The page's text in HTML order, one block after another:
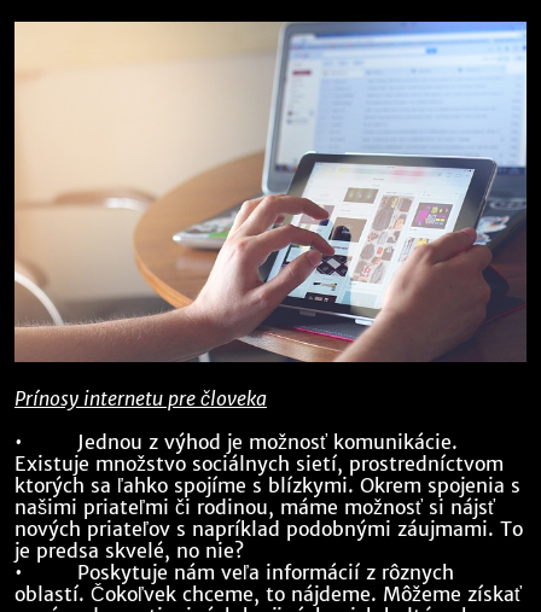
Prínosy internetu pre človeka
• Jednou z výhod je možnosť komunikácie.
Existuje množstvo sociálnych sietí, prostredníctvom
ktorých sa ľahko spojíme s blízkymi. Okrem spojenia s
našimi priateľmi či rodinou, máme možnosť si nájsť
nových priateľov s napríklad podobnými záujmami. To
je predsa skvelé, no nie?
• Poskytuje nám veľa informácií z rôznych
oblastí. Čokoľvek chceme, to nájdeme. Môžeme získať